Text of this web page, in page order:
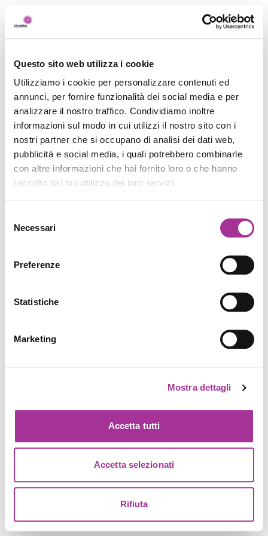
Questo sito web utilizza i cookie
Utilizziamo i cookie per personalizzare contenuti ed
annunci, per fornire funzionalità dei social media e per
analizzare il nostro traffico. Condividiamo inoltre
informazioni sul modo in cui utilizzi il nostro sito con i
nostri partner che si occupano di analisi dei dati web,
pubblicità e social media, i quali potrebbero combinarle
con altre informazioni che hai fornito loro o che hanno
raccolto dal tuo utilizzo dei loro servizi.
delNecessari
Preferenze
Statistiche
Marketing
Mostra dettagli
Accetta tutti
Accetta selezionati
Rifiuta